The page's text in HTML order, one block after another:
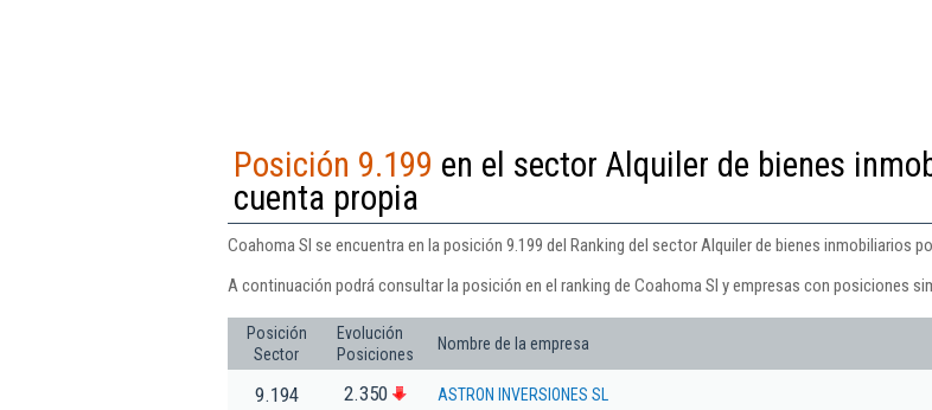
Posición 9.199 en el sector Alquiler de bienes
cuenta propia
Coahoma Sl se encuentra en la posición 9.199 del Ranking del sector Alquiler de bienes inmobiliarios
A continuación podrá consultar la posición en el ranking de Coahoma Sl y empresas con posiciones
Posición
Sector
Evolución
Posiciones
Nombre de la empresa
9.194 2.350 ASTRON INVERSIONES SL